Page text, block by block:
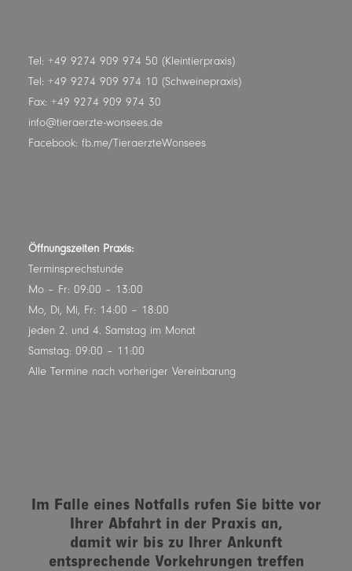
Tel: +49 9274 909 974 50 (Kleintierpraxis)
Tel: +49 9274 909 974 10 (Schweinepraxis)
Fax: +49 9274 909 974 30
info@tieraerzte-wonsees.de
Facebook: fb.me/TieraerzteWonsees
Öffnungszeiten Praxis:
Terminsprechstunde
Mo – Fr: 09:00 – 13:00
Mo, Di, Mi, Fr: 14:00 – 18:00
jeden 2. und 4. Samstag im Monat
Samstag: 09:00 – 11:00
Alle Termine nach vorheriger Vereinbarung
Im Falle eines Notfalls rufen Sie bitte vor
Ihrer Abfahrt in der Praxis an,
damit wir bis zu Ihrer Ankunft
entsprechende Vorkehrungen treffen